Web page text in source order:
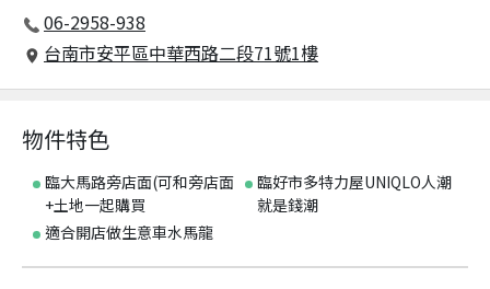
06-2958-938
台南市安平區中華西路二段71號1樓
物件特色
臨大馬路旁店面(可和旁店面
+土地一起購買
臨好市多特力屋UNIQLO人潮
就是錢潮
適合開店做生意車水馬龍